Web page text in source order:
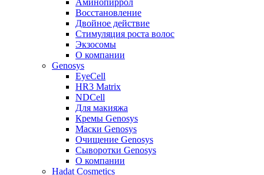
Восстановление
Двойное действие
Стимуляция роста волос
Экзосомы
О компании
Genosys
EyeCell
HR3 Matrix
NDCell
Для макияжа
Кремы Genosys
Маски Genosys
Очищение Genosys
Сыворотки Genosys
О компании
Hadat Cosmetics